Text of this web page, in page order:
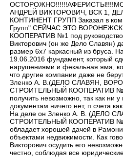
АНДРЕЙ ВИКТОРОВИЧ, ВСК 1,
КОНТИНЕНТ ГРУПП Заказал в
Групп" СЕЙЧАС ЭТО
КООПЕРАТИВ №1 под
Викторович (он же Дело Славян)
размер 6х7 каркасный из бруса.
19.06.2016 фундамент, который
нарушениями и фекальная яма,
что другие компании даже не
Зленко А. В.(ДЕЛО СЛАВЯН,
СТРОИТЕЛЬНЫЙ КООПЕРАТИВ
получить невозможно, так как ни
документам ничего нет, п счета
На деле он Зленко А. В. (ДЕЛО
СТРОИТЕЛЬНЫЙ КООПЕРАТИВ
обладает хорошей дачей в
объектами недвижимости. Как
Викторович осудить его
честно, соблюдая все